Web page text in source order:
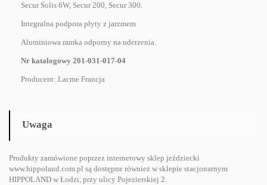
Secur Solis 6W, Secur 200, Secur 300.
Integralna podpora płyty z jarzmem
Aluminiowa ramka odporny na uderzenia.
Nr katalogowy 201-031-017-04
Producent: Lacme Francja
Uwaga
Produkty zamówione poprzez internetowy sklep jeździecki
www.hippoland.com.pl są dostępne również w sklepie stacjonarnym
HIPPOLAND w Łodzi, przy ulicy Pojezierskiej 2.